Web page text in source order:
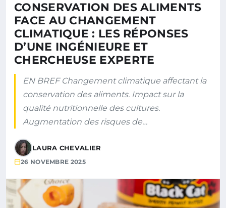
CONSERVATION DES ALIMENTS
FACE AU CHANGEMENT
CLIMATIQUE : LES RÉPONSES
D’UNE INGÉNIEURE ET
CHERCHEUSE EXPERTE
EN BREF Changement climatique affectant la
conservation des aliments. Impact sur la
qualité nutritionnelle des cultures.
Augmentation des risques de…
LAURA CHEVALIER
26 NOVEMBRE 2025